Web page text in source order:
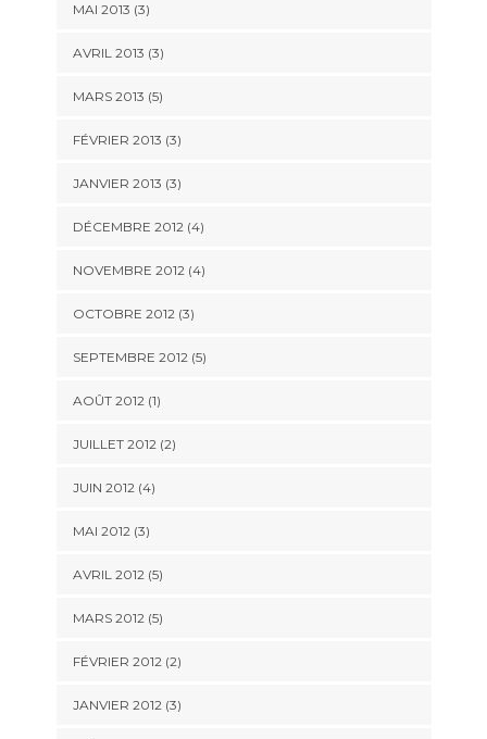
MAI 2013 (3)
AVRIL 2013 (3)
MARS 2013 (5)
FÉVRIER 2013 (3)
JANVIER 2013 (3)
DÉCEMBRE 2012(4)
NOVEMBRE 2012(4)
OCTOBRE 2012(3)
SEPTEMBRE 2012(5)
AOÛT 2012(1)
JUILLET 2012(2)
JUIN 2012(4)
MAI 2012(3)
AVRIL 2012(5)
MARS 2012(5)
FÉVRIER 2012(2)
JANVIER 2012(3)